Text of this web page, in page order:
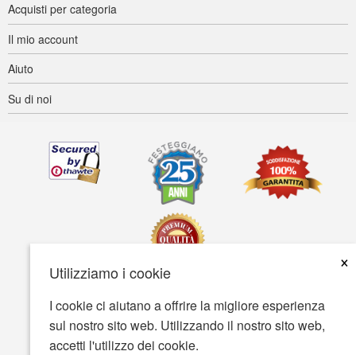
Utilizziamo i cookie
×
I cookie ci aiutano a offrire la migliore esperienza
sul nostro sito web. Utilizzando il nostro sito web,
accetti l'utilizzo dei cookie.
Acquisti per categoria
Il mio account
Aiuto
Su di noi
Accessibilità Termini d'uso Tutela della privacy